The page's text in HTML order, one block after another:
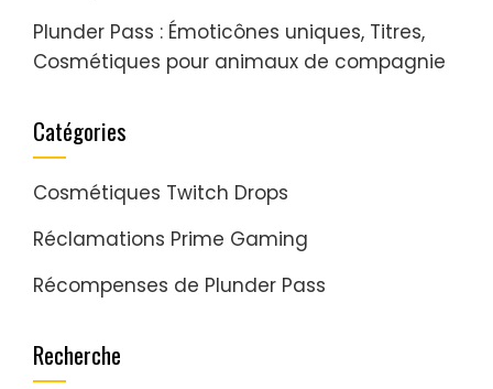
Plunder Pass : Émoticônes uniques, Titres,
Cosmétiques pour animaux de compagnie
Catégories
Cosmétiques Twitch Drops
Réclamations Prime Gaming
Récompenses de Plunder Pass
Recherche